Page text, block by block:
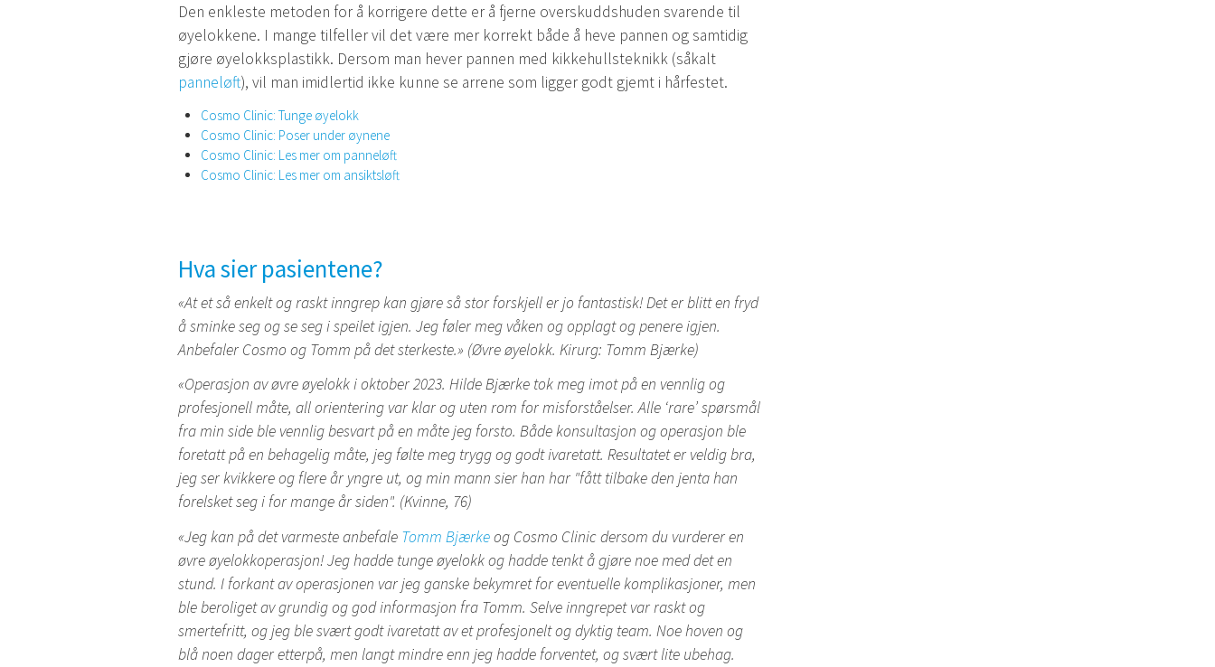
Den enkleste metoden for å korrigere dette er å fjerne overskuddshuden svarende til
øyelokkene. I mange tilfeller vil det være mer korrekt både å heve pannen og samtidig
gjøre øyelokksplastikk. Dersom man hever pannen med kikkehullsteknikk (såkalt
panneløft), vil man imidlertid ikke kunne se arrene som ligger godt gjemt i hårfestet.
Cosmo Clinic: Tunge øyelokk
Cosmo Clinic: Poser under øynene
Cosmo Clinic: Les mer om panneløft
Cosmo Clinic: Les mer om ansiktsløft
Hva sier pasientene?
«At et så enkelt og raskt inngrep kan gjøre så stor forskjell er jo fantastisk! Det er blitt en fryd
å sminke seg og se seg i speilet igjen. Jeg føler meg våken og opplagt og penere igjen.
Anbefaler Cosmo og Tomm på det sterkeste.» (Øvre øyelokk. Kirurg: Tomm Bjærke)
«Operasjon av øvre øyelokk i oktober 2023. Hilde Bjærke tok meg imot på en vennlig og
profesjonell måte, all orientering var klar og uten rom for misforståelser. Alle ‘rare’ spørsmål
fra min side ble vennlig besvart på en måte jeg forsto. Både konsultasjon og operasjon ble
foretatt på en behagelig måte, jeg følte meg trygg og godt ivaretatt. Resultatet er veldig bra,
jeg ser kvikkere og flere år yngre ut, og min mann sier han har "fått tilbake den jenta han
forelsket seg i for mange år siden". (Kvinne, 76)
«Jeg kan på det varmeste anbefale Tomm Bjærkeog Cosmo Clinic dersom du vurderer en
øvre øyelokkoperasjon! Jeg hadde tunge øyelokk og hadde tenkt å gjøre noe med det en
stund. I forkant av operasjonen var jeg ganske bekymret for eventuelle komplikasjoner, men
ble beroliget av grundig og god informasjon fra Tomm. Selve inngrepet var raskt og
smertefritt, og jeg ble svært godt ivaretatt av et profesjonelt og dyktig team. Noe hoven og
blå noen dager etterpå, men langt mindre enn jeg hadde forventet, og svært lite ubehag.